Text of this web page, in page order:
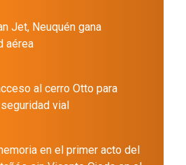
Jet, Neuquén gana
aérea
al cerro Otto para
vial
en el primer acto del